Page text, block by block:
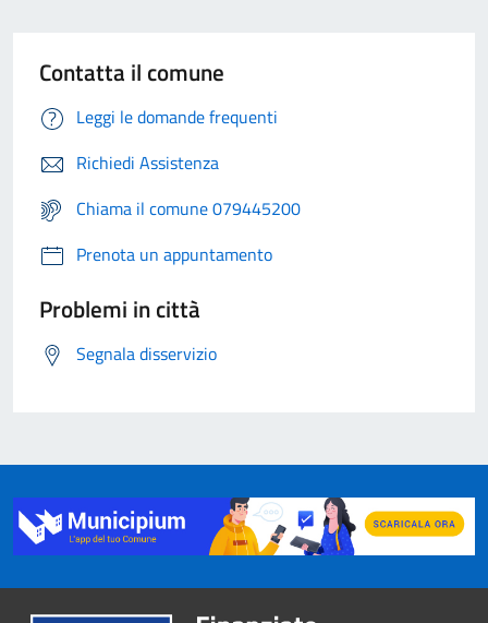
Contatta il comune
Leggi le domande frequenti
Richiedi Assistenza
Chiama il comune 079445200
Prenota un appuntamento
Problemi in città
Segnala disservizio